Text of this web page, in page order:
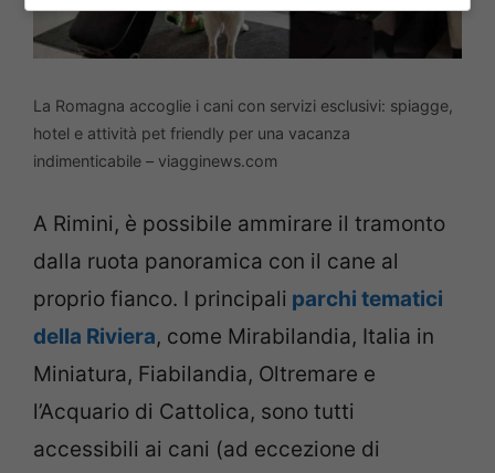
La Romagna accoglie i cani con servizi esclusivi: spiagge,
hotel e attività pet friendly per una vacanza
indimenticabile – viagginews.com
A Rimini, è possibile ammirare il tramonto
dalla ruota panoramica con il cane al
proprio fianco. I principali parchi tematici
della Riviera, come Mirabilandia, Italia in
Miniatura, Fiabilandia, Oltremare e
l’Acquario di Cattolica, sono tutti
accessibili ai cani (ad eccezione di